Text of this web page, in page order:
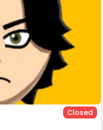
Closed